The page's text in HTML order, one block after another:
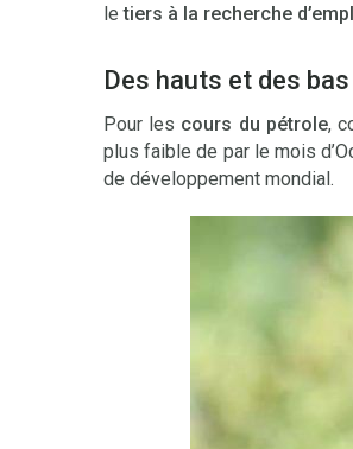
letiers à la recherche
Des hauts et des
Pour les cours du pétrole,
plus faible de par le mois
de développement mondial.